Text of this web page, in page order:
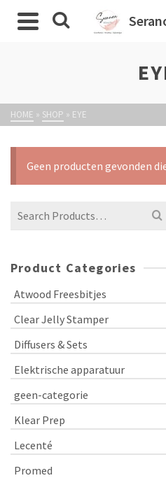
HOME » SHOP » EYE
Geen producten gevonden
Product Categories
Atwood Freesbitjes
Clear Jelly Stamper
Diffusers & Sets
Elektrische apparatuur
geen-categorie
Klear Prep
Lecenté
Promed